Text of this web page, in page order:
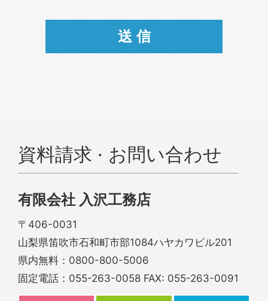
資料請求 · お問い合わせ
有限会社 入沢工務店
〒406-0031
山梨県笛吹市石和町市部1084ハヤカワビル201
県内無料： 0800-800-5006
固定電話： 055-263-0058 FAX: 055-263-0091